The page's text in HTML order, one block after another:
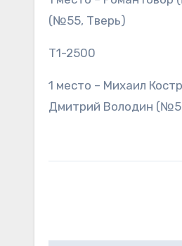
(№55, Тверь)
Т1-2500
1 место – Михаил
Дмитрий Володин